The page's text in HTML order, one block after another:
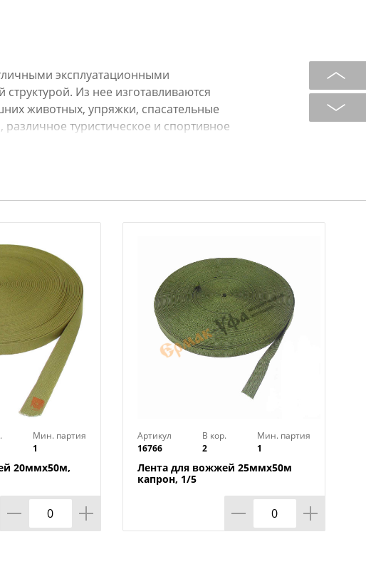
эксплуатационными
Из нее изготавливаются
животных, упряжки, спасательные
туристическое и спортивное
Мин. партия
1
20ммх50м,
Артикул
16766
В кор.
2
Мин. партия
1
Лента для вожжей 25ммх50м
капрон, 1/5